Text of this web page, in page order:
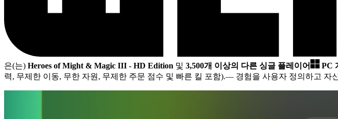
은(는) Heroes of Might & Magic III - HD Edition 및 3,500개 이상의 다른 싱글 플레이어 PC
력, 무제한 이동, 무한 자원, 무제한 주문 점수 및 빠른 킬 포함).— 경험을 사용자 정의하고 자